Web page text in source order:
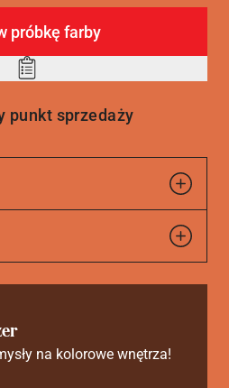
próbkę farby
Add
wishlist
punkt sprzedaży
na kolorowe wnętrza!